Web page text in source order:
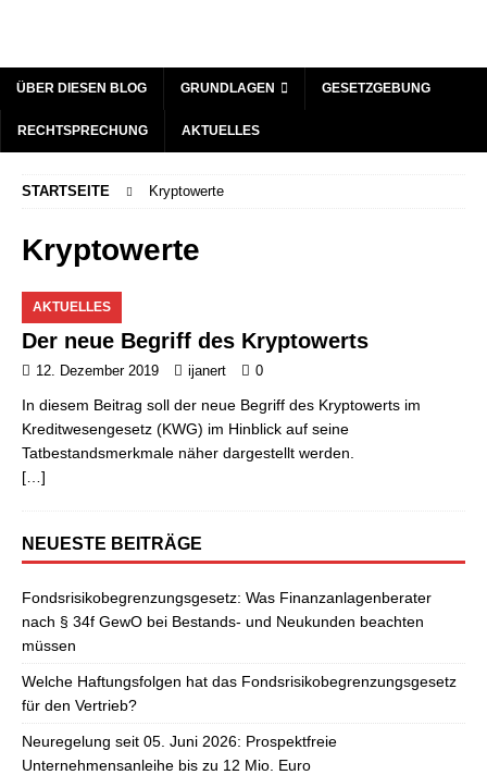
ÜBER DIESEN BLOG GRUNDLAGEN GESETZGEBUNG
RECHTSPRECHUNG AKTUELLES
STARTSEITE Kryptowerte
Kryptowerte
AKTUELLES
Der neue Begriff des Kryptowerts
12. Dezember 2019 ijanert 0
In diesem Beitrag soll der neue Begriff des Kryptowerts im
Kreditwesengesetz (KWG) im Hinblick auf seine
Tatbestandsmerkmale näher dargestellt werden.
[…]
NEUESTE BEITRÄGE
Fondsrisikobegrenzungsgesetz: Was Finanzanlagenberater
nach § 34f GewO bei Bestands- und Neukunden beachten
müssen
Welche Haftungsfolgen hat das Fondsrisikobegrenzungsgesetz
für den Vertrieb?
Neuregelung seit 05. Juni 2026: Prospektfreie
Unternehmensanleihe bis zu 12 Mio. Euro